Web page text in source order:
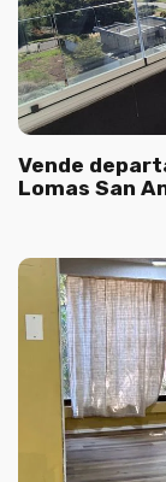
Vende
Lomas San